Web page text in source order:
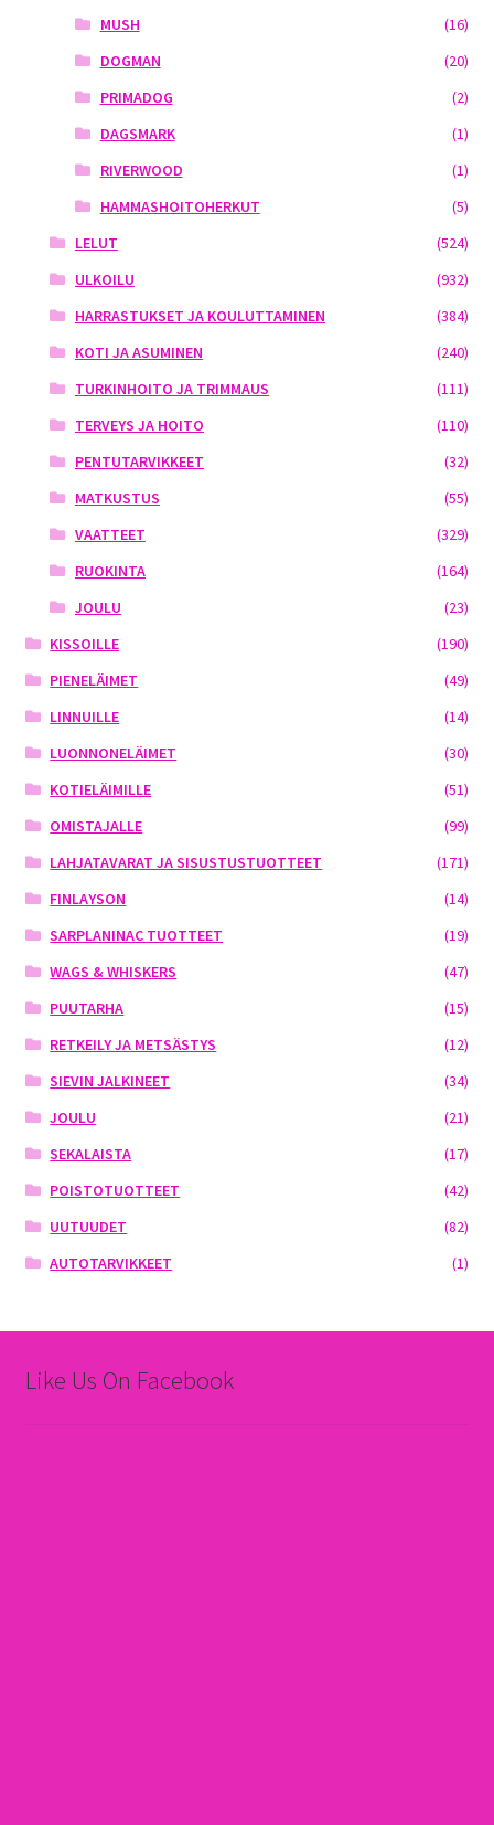
MUSH
(16)
DOGMAN
(20)
PRIMADOG
(2)
DAGSMARK
(1)
RIVERWOOD
(1)
HAMMASHOITOHERKUT
(5)
LELUT
(524)
ULKOILU
(932)
HARRASTUKSET JA KOULUTTAMINEN
(384)
KOTI JA ASUMINEN
(240)
TURKINHOITO JA TRIMMAUS
(111)
TERVEYS JA HOITO
(110)
PENTUTARVIKKEET
(32)
MATKUSTUS
(55)
VAATTEET
(329)
RUOKINTA
(164)
JOULU
(23)
KISSOILLE
(190)
PIENELÄIMET
(49)
LINNUILLE
(14)
LUONNONELÄIMET
(30)
KOTIELÄIMILLE
(51)
OMISTAJALLE
(99)
LAHJATAVARAT JA SISUSTUSTUOTTEET
(171)
FINLAYSON
(14)
SARPLANINAC TUOTTEET
(19)
WAGS & WHISKERS
(47)
PUUTARHA
(15)
RETKEILY JA METSÄSTYS
(12)
SIEVIN JALKINEET
(34)
JOULU
(21)
SEKALAISTA
(17)
POISTOTUOTTEET
(42)
UUTUUDET
(82)
AUTOTARVIKKEET
(1)
Like Us On Facebook